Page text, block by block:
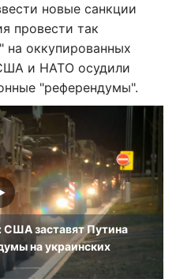
новые санкции
провести так
оккупированных
и НАТО осудили
"референдумы".
США заставят Путина
на украинских